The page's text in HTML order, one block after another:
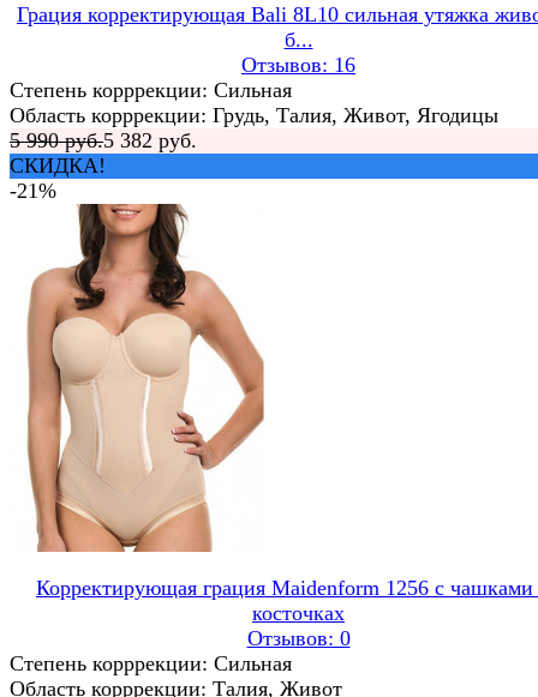
Грация корректирующая Bali 8L10 сильная утяжка
б...
Отзывов: 16
Степень корррекции: Сильная
Область корррекции: Грудь, Талия, Живот, Ягодицы
5 990 руб.5 382 руб.
СКИДКА!
-21%
Корректирующая грация Maidenform 1256 с чашками
косточках
Отзывов: 0
Степень корррекции: Сильная
Область корррекции: Талия, Живот